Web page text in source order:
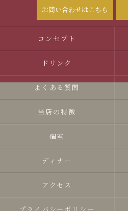
お問い合わせはこちら
コンセプト
ドリンク
よくある質問
当店の特徴
個室
ディナー
アクセス
プライバシーポリシー